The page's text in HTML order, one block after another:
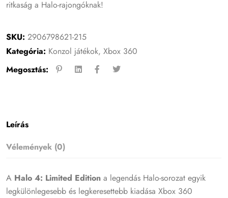
ritkaság a Halo-rajongóknak!
SKU:2906798621-215
Kategória: Konzol játékok,Xbox 360
Megosztás:
Leírás
Vélemények (0)
A Halo 4: Limited Edition a legendás Halo-sorozat egyik
legkülönlegesebb és legkeresettebb kiadása Xbox 360